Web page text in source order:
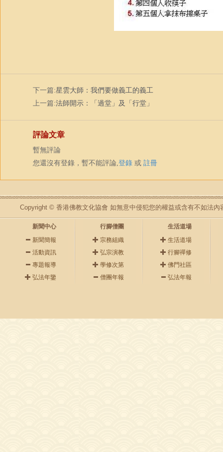
下一篇:星雲大師：我們要做義工的義工
上一篇:法師開示：「過堂」及「行堂」
評論文章
暫無評論
您還沒有登錄，暫不能評論,登錄 或 註冊
Copyright © 香港佛教文化協會 如無意中侵犯您的權益或含有不如法內
新聞中心
新聞簡報
活動資訊
專題報導
弘法年鑒
行腳僧團
宗務組織
弘宗演教
學修次第
僧團年報
生活道場
生活道場
行腳禪修
佛門社區
弘法年報